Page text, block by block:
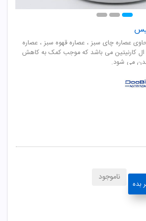
عصاره چای سبز ، عصاره قهوه سبز ، عصاره
ال کارنیتین می باشد که موجب کمک به کاهش
بدن می شود.
بده
ناموجود